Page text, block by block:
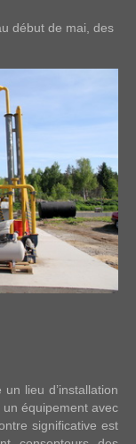
début de mai, des
lieu d’installation
un équipement avec
significative est